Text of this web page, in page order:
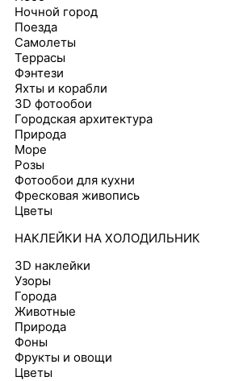
Ночной город
Поезда
Самолеты
Террасы
Фэнтези
Яхты и корабли
3D фотообои
Городская архитектура
Природа
Море
Розы
Фотообои для кухни
Фресковая живопись
Цветы
НАКЛЕЙКИ НА ХОЛОДИЛЬНИК
3D наклейки
Узоры
Города
Животные
Природа
Фоны
Фрукты и овощи
Цветы